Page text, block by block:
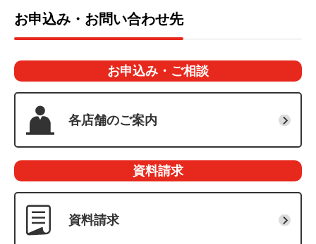
ご高齢の方やお身体の不自由な方、妊産婦の方等が安
心してご利用いただけるよう、車いす等対応駐車場を設
設置店舗はこちら
お預入れ、お引出し、残高照会、通帳記入
ス・ケア・キャスト研修」を実施しています。
変化を体感し、お身体の不自由な方へのサポートを実践
するなど、配慮が求められる場面や具体的な応対につい
て学んでいます。
お申込み・お問い合わせ先
お申込み・ご相談
各店舗のご案内
資料請求
資料請求